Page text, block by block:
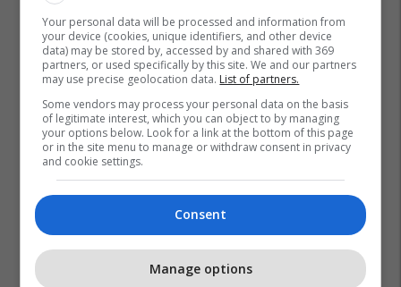
Your personal data will be processed and information from
your device (cookies, unique identifiers, and other device
data) may be stored by, accessed by and shared with 369
partners, or used specifically by this site. We and our partners
may use precise geolocation data. List of partners.
Some vendors may process your personal data on the basis
of legitimate interest, which you can object to by managing
your options below. Look for a link at the bottom of this page
or in the site menu to manage or withdraw consent in privacy
and cookie settings.
Consent
Manage options